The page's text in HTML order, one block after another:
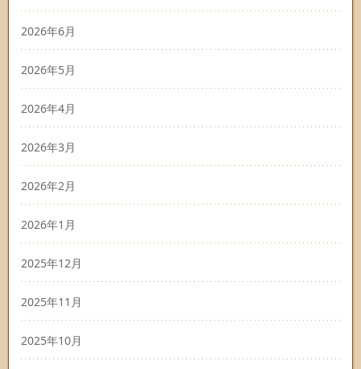
2026年6月
2026年5月
2026年4月
2026年3月
2026年2月
2026年1月
2025年12月
2025年11月
2025年10月